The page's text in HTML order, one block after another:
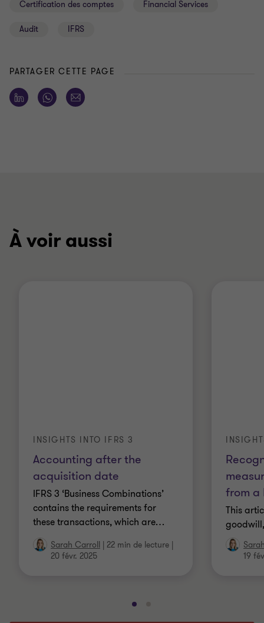
Certification des comptes Financial Services
Audit IFRS
PARTAGER CETTE PAGE
À voir aussi
Accounting after the
acquisition date
INSIGHTS INTO IFRS 3
IFRS 3 ‘Business Combinations’
contains the requirements for
these transactions, which are…
Sarah Carroll 22 min de lecture
20 févr. 2025
from a
This
19
Aller